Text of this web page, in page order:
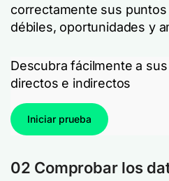
correctamente sus
débiles, oportunidades y
Descubra fácilmente a
directos e indirectos
Iniciar prueba
02 Comprobar los